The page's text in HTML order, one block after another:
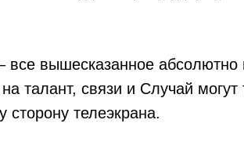
вышесказанное абсолютно
талант, связи и Случай могут
сторону телеэкрана.